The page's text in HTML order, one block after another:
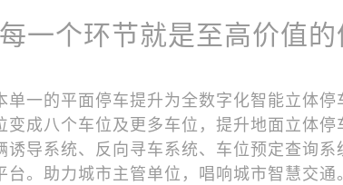
一个环节就是至高价值的
一的平面停车提升为全数字化智能立体
成八个车位及更多车位，提升地面立体
导系统、反向寻车系统、车位预定查询
。助力城市主管单位，唱响城市智慧交通